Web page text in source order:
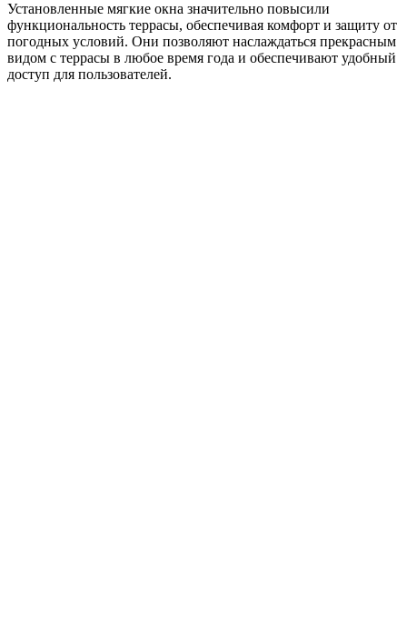
Установленные мягкие окна значительно повысили
функциональность террасы, обеспечивая комфорт и защиту от
погодных условий. Они позволяют наслаждаться прекрасным
видом с террасы в любое время года и обеспечивают удобный
доступ для пользователей.